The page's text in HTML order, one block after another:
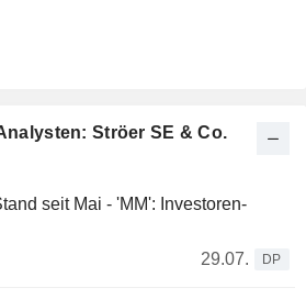
Ströer SE & Co.
seit Mai - 'MM': Investoren-
29.07.
DP